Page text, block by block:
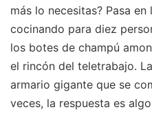
más lo necesitas? Pasa
cocinando para diez
los botes de champú
el rincón del teletrabajo.
armario gigante que se
veces, la respuesta es